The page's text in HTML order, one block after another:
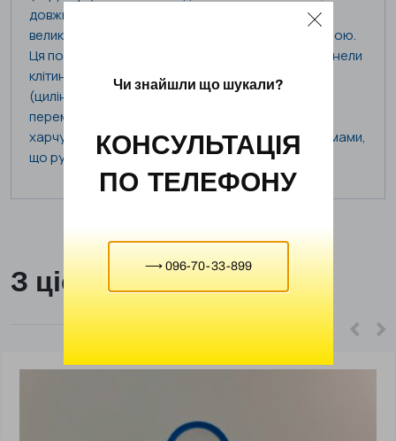
довжиною приблизно від 100 до 300 мікрон, з
великою круглою цитоплазматичною порожниною.
Ця порожнина містить ядро, вакуолі та інші органели
клітини. У Paramecium caudatum є довгий війок
(циліндрічні вирости), які використовуються для
переміщення та отримання їжі. Він здатен
харчуватися бактеріями та іншими мікроорганізмами,
що рухаються у воді.
З цієї ж категорії
Чи знайшли що шукали?
КОНСУЛЬТАЦІЯ
ПО ТЕЛЕФОНУ
⟶ 096-70-33-899